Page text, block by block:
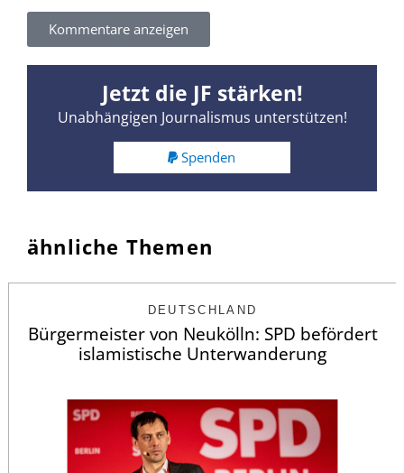
Kommentare anzeigen
Jetzt die JF stärken!
Unabhängigen Journalismus unterstützen!
Spenden
ähnliche Themen
DEUTSCHLAND
Bürgermeister von Neukölln: SPD befördert
islamistische Unterwanderung